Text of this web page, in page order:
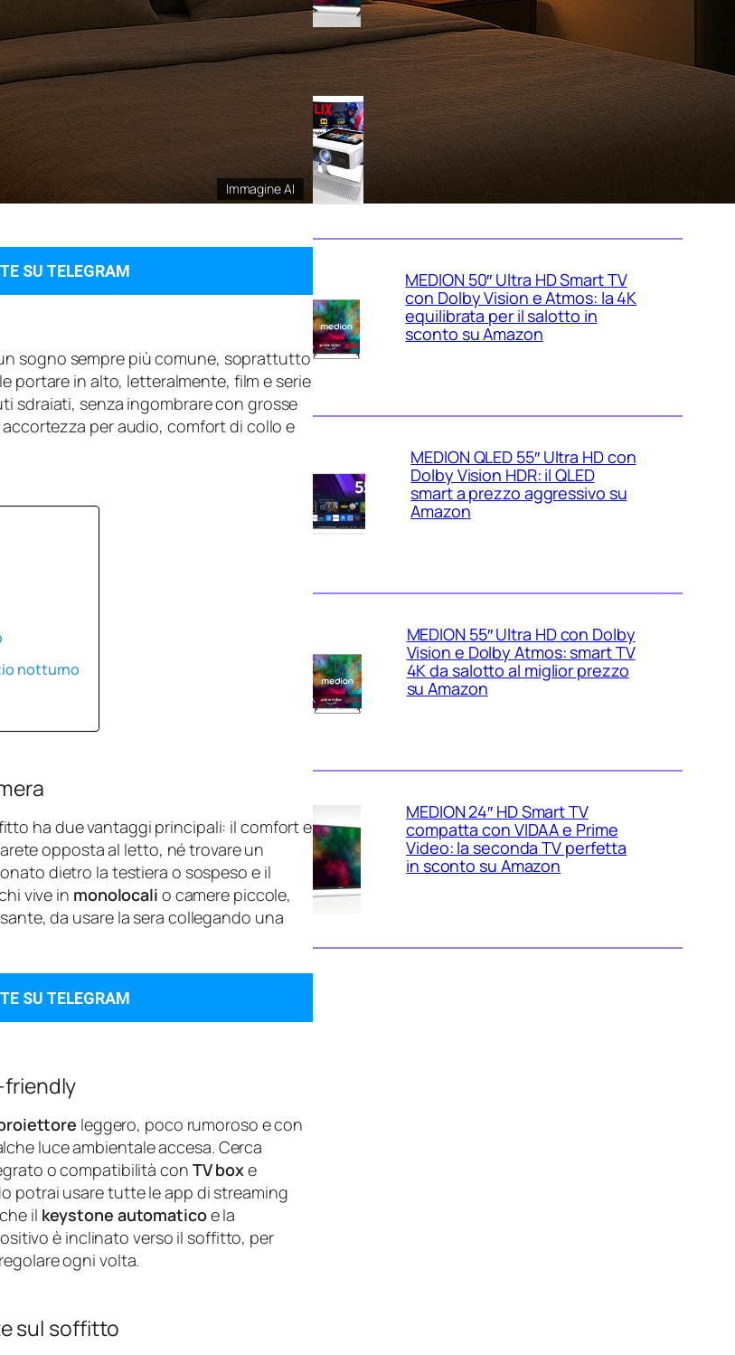
Immagine AI
SU TELEGRAM
sogno sempre più comune, soprattutto
portare in alto, letteralmente, film e serie
sdraiati, senza ingombrare con grosse
per audio, comfort di collo e
notturno
ha due vantaggi principali: il comfort e
opposta al letto, né trovare un
dietro la testiera o sospeso e il
vive in monolocali o camere piccole,
da usare la sera collegando una
SU TELEGRAM
friendly
leggero, poco rumoroso e con
luce ambientale accesa. Cerca
o compatibilità con TV boxe
potrai usare tutte le app di streaming
il keystone automaticoe la
è inclinato verso il soffitto, per
ogni volta.
sul soffitto
Mini proiettore smart 4K con
WiFi 6 e touchscreen, il
compatto perfetto per il
MEDION 50″ Ultra HD Smart TV
con Dolby Vision e Atmos: la 4K
equilibrata per il salotto in
sconto su Amazon
MEDION QLED 55″ Ultra HD con
Dolby Vision HDR: il QLED
smart a prezzo aggressivo su
Amazon
MEDION 55″ Ultra HD con Dolby
Vision e Dolby Atmos: smart TV
4K da salotto al miglior prezzo
su Amazon
MEDION 24″ HD Smart TV
compatta con VIDAA e Prime
Video: la seconda TV perfetta
in sconto su Amazon